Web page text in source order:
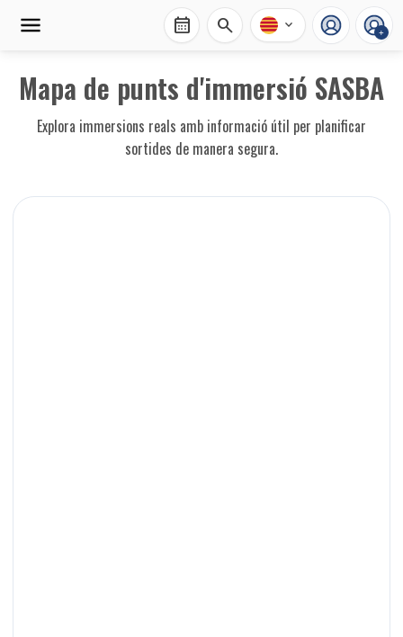
calendar_month search expand_more +
Mapa de punts d'immersió SASBA
Explora immersions reals amb informació útil per planificar
sortides de manera segura.